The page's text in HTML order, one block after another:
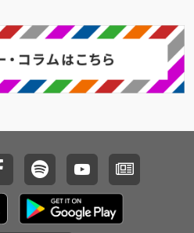
る一曲。 siron.の鋭く
と、Capchiiらしい緻密
で攻撃的なサウンドが
交差する、衝動と再生